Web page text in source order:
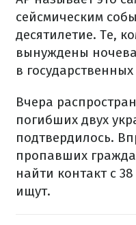
сейсмическим
десятилетие. Те,
вынуждены
в
Вчера
погибших двух
подтвердилось.
пропавших
найти контакт с
ищут.